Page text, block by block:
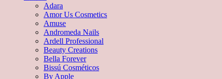
Adara
Amor Us Cosmetics
Amuse
Andromeda Nails
Ardell Professional
Beauty Creations
Bella Forever
Bissú Cosméticos
By Apple